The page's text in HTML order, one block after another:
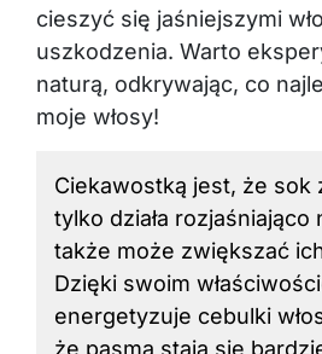
cieszyć się jaśniejszymi
uszkodzenia. Warto
naturą, odkrywając, co
moje włosy!
Ciekawostką jest, że sok
tylko działa rozjaśniająco
także może zwiększać
Dzięki swoim
energetyzuje cebulki
że pasma stają się